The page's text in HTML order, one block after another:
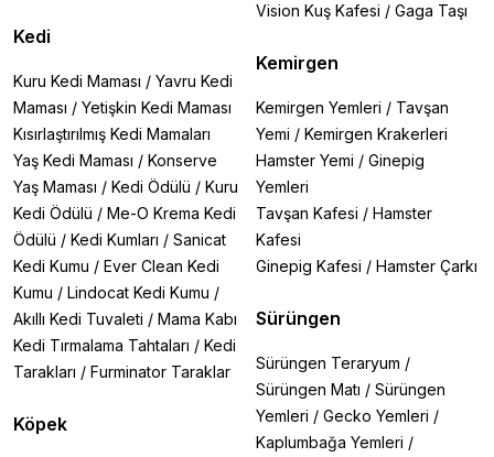
🔹 Boyut:
Kapaklı tasarımlar ve tutucu
aparatlar
Kedi Kumu Küreği Kullanım Avantajları
•Hızlı temizlik– Topaklanmış kumları saniyeler içinde
ayırır
•Ekonomik çözüm– Kum israfını önleyerek tasarruf
sağlar
•
Sağlıklı ortam
– Düzenli temizlikle bakteri oluşumunu
engeller
En uygun fiyatlı ve kaliteli kedi kumu kürekleri
hemen sayfamızı ziyaret edin! Kedinizin sağlığı ve sizin
konforunuz için özel olarak seçilmiş ürünlerimizle
Hızlı teslimat ve güvenli alışveriş avantajıyla sipariş
vermek için şimdi inceleyin!
Kedi
Kuru Kedi Maması / Yavru Kedi
Maması / Yetişkin Kedi Maması
Kısırlaştırılmış Kedi Mamaları
Yaş Kedi Maması / Konserve
Yaş Maması / Kedi Ödülü / Kuru
Kedi Ödülü / Me-O Krema Kedi
Ödülü / Kedi Kumları / Sanicat
Kedi Kumu / Ever Clean Kedi
Kumu / Lindocat Kedi Kumu /
Akıllı Kedi Tuvaleti / Mama Kabı
Kedi Tırmalama Tahtaları / Kedi
Tarakları / Furminator Taraklar
Köpek
Vision Kuş Kafesi / Gaga Taşı
Kemirgen
Kemirgen Yemleri / Tavşan
Yemi / Kemirgen Krakerleri
Hamster Yemi / Ginepig
Yemleri
Tavşan Kafesi / Hamster
Kafesi
Ginepig Kafesi / Hamster Çarkı
Sürüngen
Sürüngen Teraryum /
Sürüngen Matı / Sürüngen
Yemleri / Gecko Yemleri /
Kaplumbağa Yemleri /